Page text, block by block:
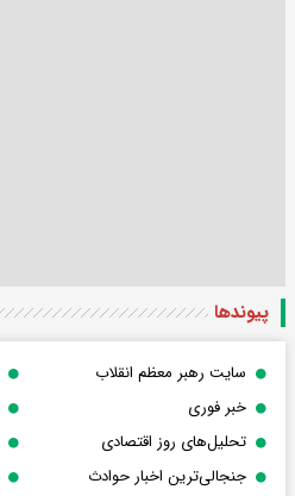
پیوندها
سایت رهبر معظم انقلاب
خبر فوری
تحلیل‌های روز اقتصادی
جنجالی‌ترین اخبار حوادث